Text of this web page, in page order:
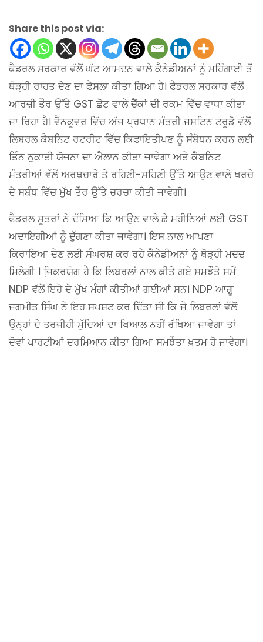
Share this post via:
ਫੈਡਰਲ ਸਰਕਾਰ ਵੱਲੋਂ ਘੱਟ ਆਮਦਨ ਵਾਲੇ ਕੈਨੇਡੀਅਨਾਂ ਨੂੰ ਮਹਿੰਗਾਈ ਤੋਂ
ਥੋੜ੍ਹੀ ਰਾਹਤ ਦੇਣ ਦਾ ਫੈਸਲਾ ਕੀਤਾ ਗਿਆ ਹੈ। ਫੈਡਰਲ ਸਰਕਾਰ ਵੱਲੋਂ
ਆਰਜ਼ੀ ਤੌਰ ਉੱਤੇ GST ਛੋਟ ਵਾਲੇ ਚੈੱਕਾਂ ਦੀ ਰਕਮ ਵਿੱਚ ਵਾਧਾ ਕੀਤਾ
ਜਾ ਰਿਹਾ ਹੈ। ਵੈਨਕੂਵਰ ਵਿੱਚ ਅੱਜ ਪ੍ਰਧਾਨ ਮੰਤਰੀ ਜਸਟਿਨ ਟਰੂਡੋ ਵੱਲੋਂ
ਲਿਬਰਲ ਕੈਬਨਿਟ ਰਟਰੀਟ ਵਿੱਚ ਕਿਫਾਇਤੀਪਣ ਨੂੰ ਸੰਬੋਧਨ ਕਰਨ ਲਈ
ਤਿੰਨ ਨੁਕਾਤੀ ਯੋਜਨਾ ਦਾ ਐਲਾਨ ਕੀਤਾ ਜਾਵੇਗਾ ਅਤੇ ਕੈਬਨਿਟ
ਮੰਤਰੀਆਂ ਵੱਲੋਂ ਅਰਥਚਾਰੇ ਤੇ ਰਹਿਣੀ-ਸਹਿਣੀ ਉੱਤੇ ਆਉਣ ਵਾਲੇ ਖਰਚੇ
ਦੇ ਸਬੰਧ ਵਿੱਚ ਮੁੱਖ ਤੌਰ ਉੱਤੇ ਚਰਚਾ ਕੀਤੀ ਜਾਵੇਗੀ।
ਫੈਡਰਲ ਸੂਤਰਾਂ ਨੇ ਦੱਸਿਆ ਕਿ ਆਉਣ ਵਾਲੇ ਛੇ ਮਹੀਨਿਆਂ ਲਈ GST
ਅਦਾਇਗੀਆਂ ਨੂੰ ਦੁੱਗਣਾ ਕੀਤਾ ਜਾਵੇਗਾ। ਇਸ ਨਾਲ ਆਪਣਾ
ਕਿਰਾਇਆ ਦੇਣ ਲਈ ਸੰਘਰਸ਼ ਕਰ ਰਹੇ ਕੈਨੇਡੀਅਨਾਂ ਨੂੰ ਥੋੜ੍ਹੀ ਮਦਦ
ਮਿਲੇਗੀ । ਜਿ਼ਕਰਯੋਗ ਹੈ ਕਿ ਲਿਬਰਲਾਂ ਨਾਲ ਕੀਤੇ ਗਏ ਸਮਝੌਤੇ ਸਮੇਂ
NDP ਵੱਲੋਂ ਇਹੋ ਦੋ ਮੁੱਖ ਮੰਗਾਂ ਕੀਤੀਆਂ ਗਈਆਂ ਸਨ। NDP ਆਗੂ
ਜਗਮੀਤ ਸਿੰਘ ਨੇ ਇਹ ਸਪਸ਼ਟ ਕਰ ਦਿੱਤਾ ਸੀ ਕਿ ਜੇ ਲਿਬਰਲਾਂ ਵੱਲੋਂ
ਉਨ੍ਹਾਂ ਦੇ ਤਰਜੀਹੀ ਮੁੱਦਿਆਂ ਦਾ ਖਿਆਲ ਨਹੀਂ ਰੱਖਿਆ ਜਾਵੇਗਾ ਤਾਂ
ਦੋਵਾਂ ਪਾਰਟੀਆਂ ਦਰਮਿਆਨ ਕੀਤਾ ਗਿਆ ਸਮਝੌਤਾ ਖ਼ਤਮ ਹੋ ਜਾਵੇਗਾ।